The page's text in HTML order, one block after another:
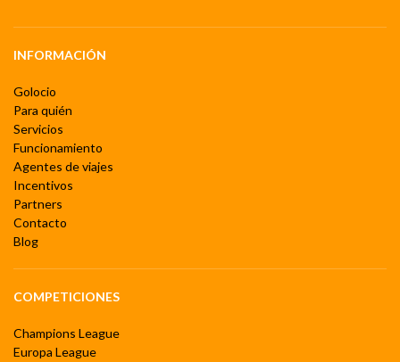
INFORMACIÓN
Golocio
Para quién
Servicios
Funcionamiento
Agentes de viajes
Incentivos
Partners
Contacto
Blog
COMPETICIONES
Champions League
Europa League